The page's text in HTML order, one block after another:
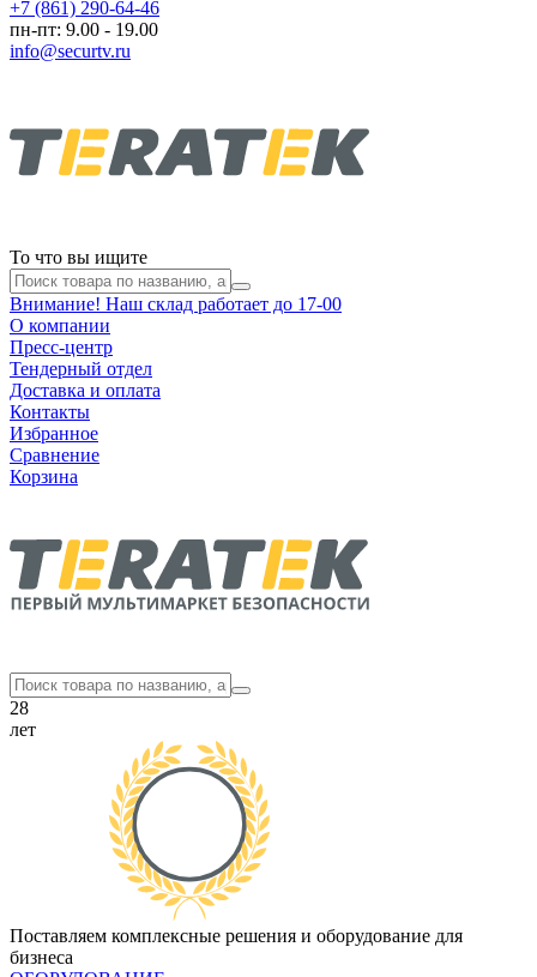
+7 (861) 290-64-46
пн-пт: 9.00 - 19.00
info@securtv.ru
То что вы ищите
Внимание! Наш склад работает до 17-00
О компании
Пресс-центр
Тендерный отдел
Доставка и оплата
Контакты
Избранное
Сравнение
Корзина
28
лет
Поставляем комплексные решения и оборудование для
бизнеса